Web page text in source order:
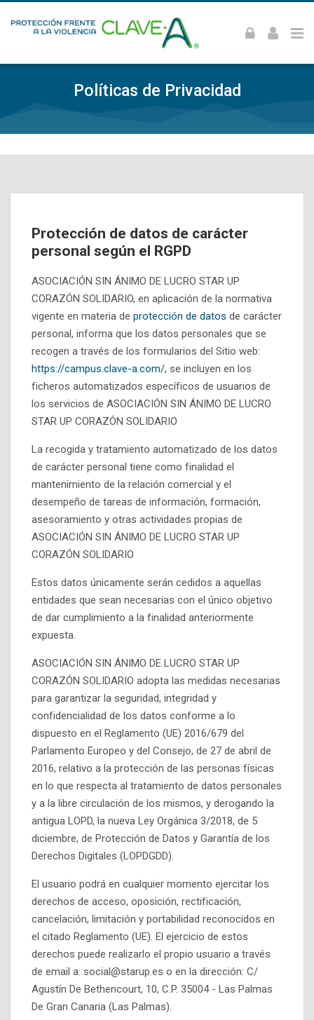
Políticas de Privacidad
Protección de datos de carácter
personal según el RGPD
ASOCIACIÓN SIN ÁNIMO DE LUCRO STAR UP
CORAZÓN SOLIDARIO, en aplicación de la normativa
vigente en materia de protección de datos de carácter
personal, informa que los datos personales que se
recogen a través de los formularios del Sitio web:
https://campus.clave-a.com/, se incluyen en los
ficheros automatizados específicos de usuarios de
los servicios de ASOCIACIÓN SIN ÁNIMO DE LUCRO
STAR UP CORAZÓN SOLIDARIO
La recogida y tratamiento automatizado de los datos
de carácter personal tiene como finalidad el
mantenimiento de la relación comercial y el
desempeño de tareas de información, formación,
asesoramiento y otras actividades propias de
ASOCIACIÓN SIN ÁNIMO DE LUCRO STAR UP
CORAZÓN SOLIDARIO
Estos datos únicamente serán cedidos a aquellas
entidades que sean necesarias con el único objetivo
de dar cumplimiento a la finalidad anteriormente
expuesta.
ASOCIACIÓN SIN ÁNIMO DE LUCRO STAR UP
CORAZÓN SOLIDARIO adopta las medidas necesarias
para garantizar la seguridad, integridad y
confidencialidad de los datos conforme a lo
dispuesto en el Reglamento (UE) 2016/679 del
Parlamento Europeo y del Consejo, de 27 de abril de
2016, relativo a la protección de las personas físicas
en lo que respecta al tratamiento de datos personales
y a la libre circulación de los mismos, y derogando la
antigua LOPD, la nueva Ley Orgánica 3/2018, de 5
diciembre, de Protección de Datos y Garantía de los
Derechos Digitales (LOPDGDD).
El usuario podrá en cualquier momento ejercitar los
derechos de acceso, oposición, rectificación,
cancelación, limitación y portabilidad reconocidos en
el citado Reglamento (UE). El ejercicio de estos
derechos puede realizarlo el propio usuario a través
de email a: social@starup.es o en la dirección: C/
Agustín De Bethencourt, 10, C.P. 35004 - Las Palmas
De Gran Canaria (Las Palmas).